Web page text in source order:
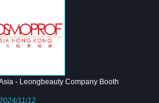
- Leongbeauty Company Booth
11/12